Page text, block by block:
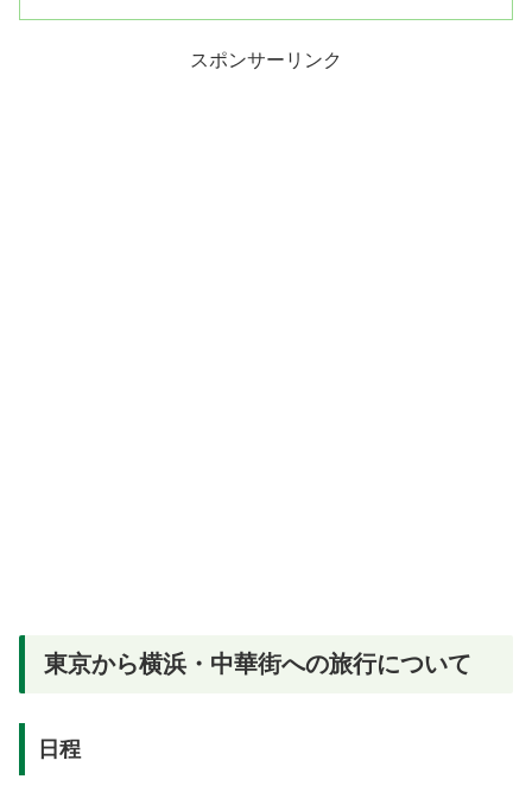
スポンサーリンク
東京から横浜・中華街への旅行について
日程